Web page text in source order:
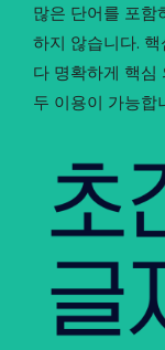
많은 단어를 포함
하지 않습니다.
다 명확하게 핵심
두 이용이 가능합